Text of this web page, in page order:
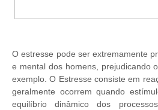
O estresse pode ser extremamente
e mental dos homens, prejudicando
exemplo. O Estresse consiste em
geralmente ocorrem quando
equilíbrio dinâmico dos